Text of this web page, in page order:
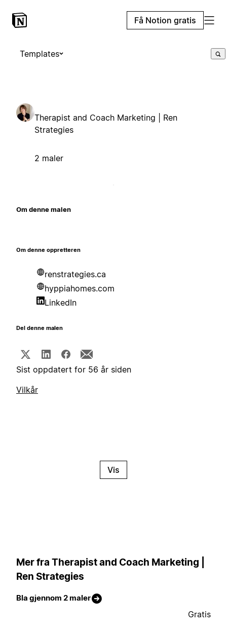
Få Notion gratis
Templates
Therapist and Coach Marketing | Ren
Strategies
2 maler
Om denne malen
Om denne oppretteren
renstrategies.ca
hyppiahomes.com
LinkedIn
Del denne malen
Sist oppdatert for 56 år siden
Vilkår
Vis
Mer fra Therapist and Coach Marketing |
Ren Strategies
Bla gjennom 2 maler
Gratis